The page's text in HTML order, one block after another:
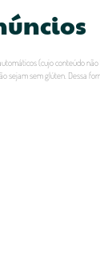
(cujo conteúdo
sejam sem glúten. Dessa